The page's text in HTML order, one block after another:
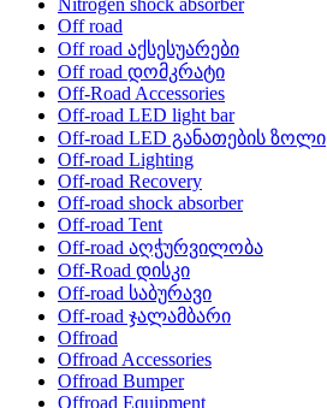
Off road
Off road აქსესუარები
Off road დომკრატი
Off-Road Accessories
Off-road LED light bar
Off-road LED განათების ზოლი
Off-road Lighting
Off-road Recovery
Off-road shock absorber
Off-road Tent
Off-road აღჭურვილობა
Off-Road დისკი
Off-road საბურავი
Off-road ჯალამბარი
Offroad
Offroad Accessories
Offroad Bumper
Offroad Equipment